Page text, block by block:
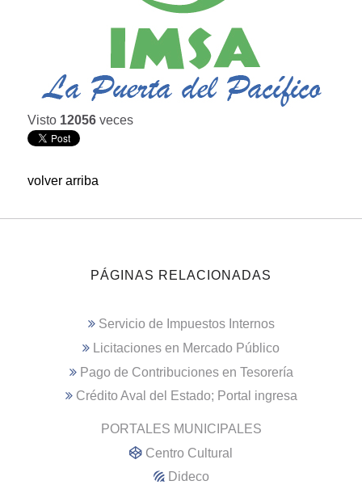
Visto 12056 veces
volver arriba
PÁGINAS RELACIONADAS
Servicio de Impuestos Internos
Licitaciones en Mercado Público
Pago de Contribuciones en Tesorería
Crédito Aval del Estado; Portal ingresa
PORTALES MUNICIPALES
Centro Cultural
Dideco